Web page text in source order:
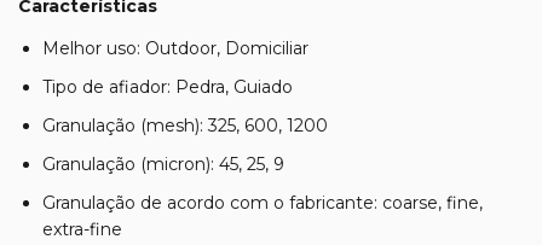
Características
Melhor uso: Outdoor, Domiciliar
Tipo de afiador: Pedra, Guiado
Granulação (mesh): 325, 600, 1200
Granulação (micron): 45, 25, 9
Granulação de acordo com o fabricante: coarse, fine,
extra-fine